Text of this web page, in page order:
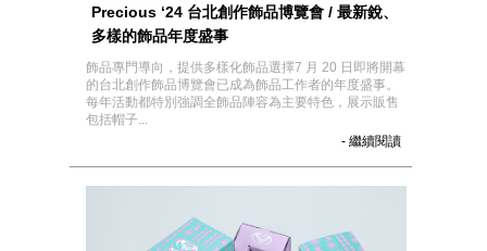
Precious ‘24 台北創作飾品博覽會 / 最新銳、
多樣的飾品年度盛事
飾品專門導向，提供多樣化飾品選擇7 月 20 日即將開幕
的台北創作飾品博覽會已成為飾品工作者的年度盛事。
每年活動都特別強調全飾品陣容為主要特色，展示販售
包括帽子...
- 繼續閱讀